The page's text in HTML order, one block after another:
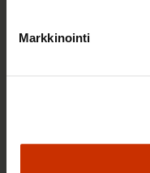
Markkinointi
2.6.2026 11:00